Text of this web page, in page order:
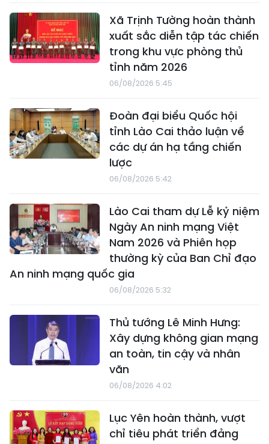
Xã Trịnh Tường hoàn thành
xuất sắc diễn tập tác chiến
trong khu vực phòng thủ
tỉnh năm 2026
06/08/2026 5:45
Đoàn đại biểu Quốc hội
tỉnh Lào Cai thảo luận về
các dự án hạ tầng chiến
lược
06/08/2026 5:42
Lào Cai tham dự Lễ kỷ niệm
Ngày An ninh mạng Việt
Nam 2026 và Phiên họp
thường kỳ của Ban Chỉ đạo
An ninh mạng quốc gia
06/08/2026 5:32
Thủ tướng Lê Minh Hưng:
Xây dựng không gian mạng
an toàn, tin cậy và nhân
văn
06/08/2026 4:02
Lục Yên hoàn thành, vượt
chỉ tiêu phát triển đảng